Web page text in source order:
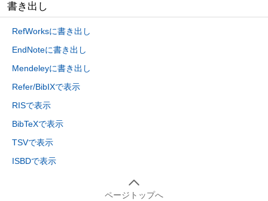
書き出し
RefWorksに書き出し
EndNoteに書き出し
Mendeleyに書き出し
Refer/BibIXで表示
RISで表示
BibTeXで表示
TSVで表示
ISBDで表示
ページトップへ